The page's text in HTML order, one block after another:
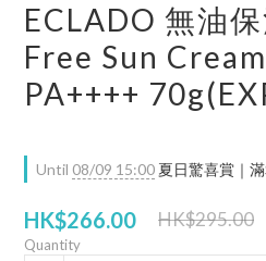
ECLADO 無油
Free Sun
PA++++
Until 08/09 15:00 夏日驚喜賞｜
HK$266.00 HK$295.00
Quantity